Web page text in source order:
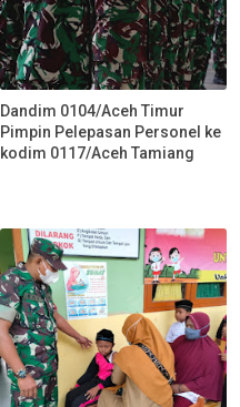
Dandim 0104/Aceh Timur
Pimpin Pelepasan Personel ke
kodim 0117/Aceh Tamiang